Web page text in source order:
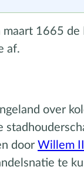
1665 de
af.
over
door Willem
te